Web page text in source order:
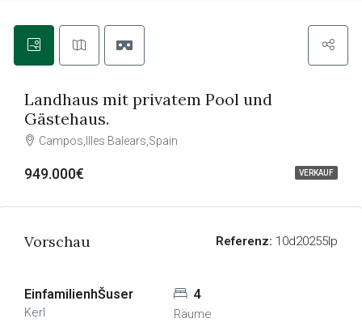
VERKAUF
Landhaus mit privatem Pool und
Gästehaus.
Campos,Illes Balears,Spain
949.000€
Vorschau Referenz: 10d20255lp
EinfamilienhŠuser
Kerl
4
Räume